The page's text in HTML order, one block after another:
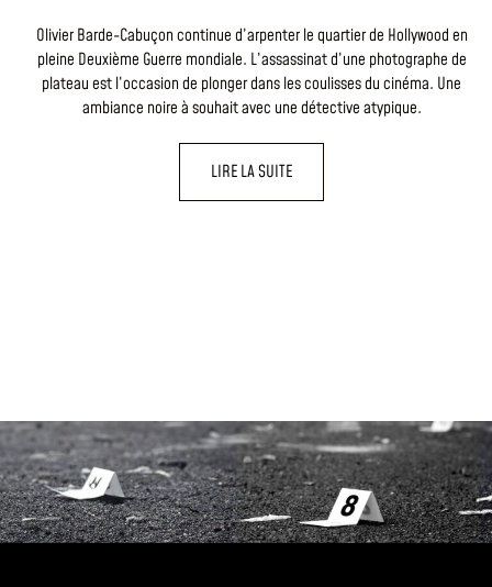
Olivier Barde-Cabuçon continue d’arpenter le quartier de Hollywood en
pleine Deuxième Guerre mondiale. L’assassinat d’une photographe de
plateau est l’occasion de plonger dans les coulisses du cinéma. Une
ambiance noire à souhait avec une détective atypique.
LIRE LA SUITE